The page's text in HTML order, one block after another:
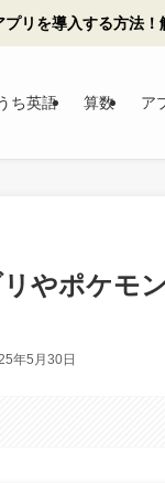
プリを導入する方法
ち英語 算数 ア
やポケモ
年5月30日